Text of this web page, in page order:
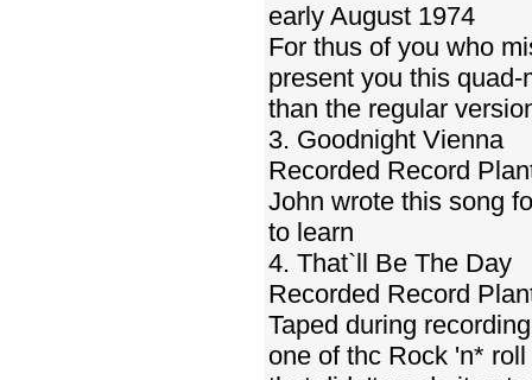
early August 1974
For thus of you who
present you this
than the regular
3. Goodnight Vienna
Recorded Record
John wrote this song
to learn
4. That`ll Be The Day
Recorded Record
Taped during
one of thc Rock 'n*